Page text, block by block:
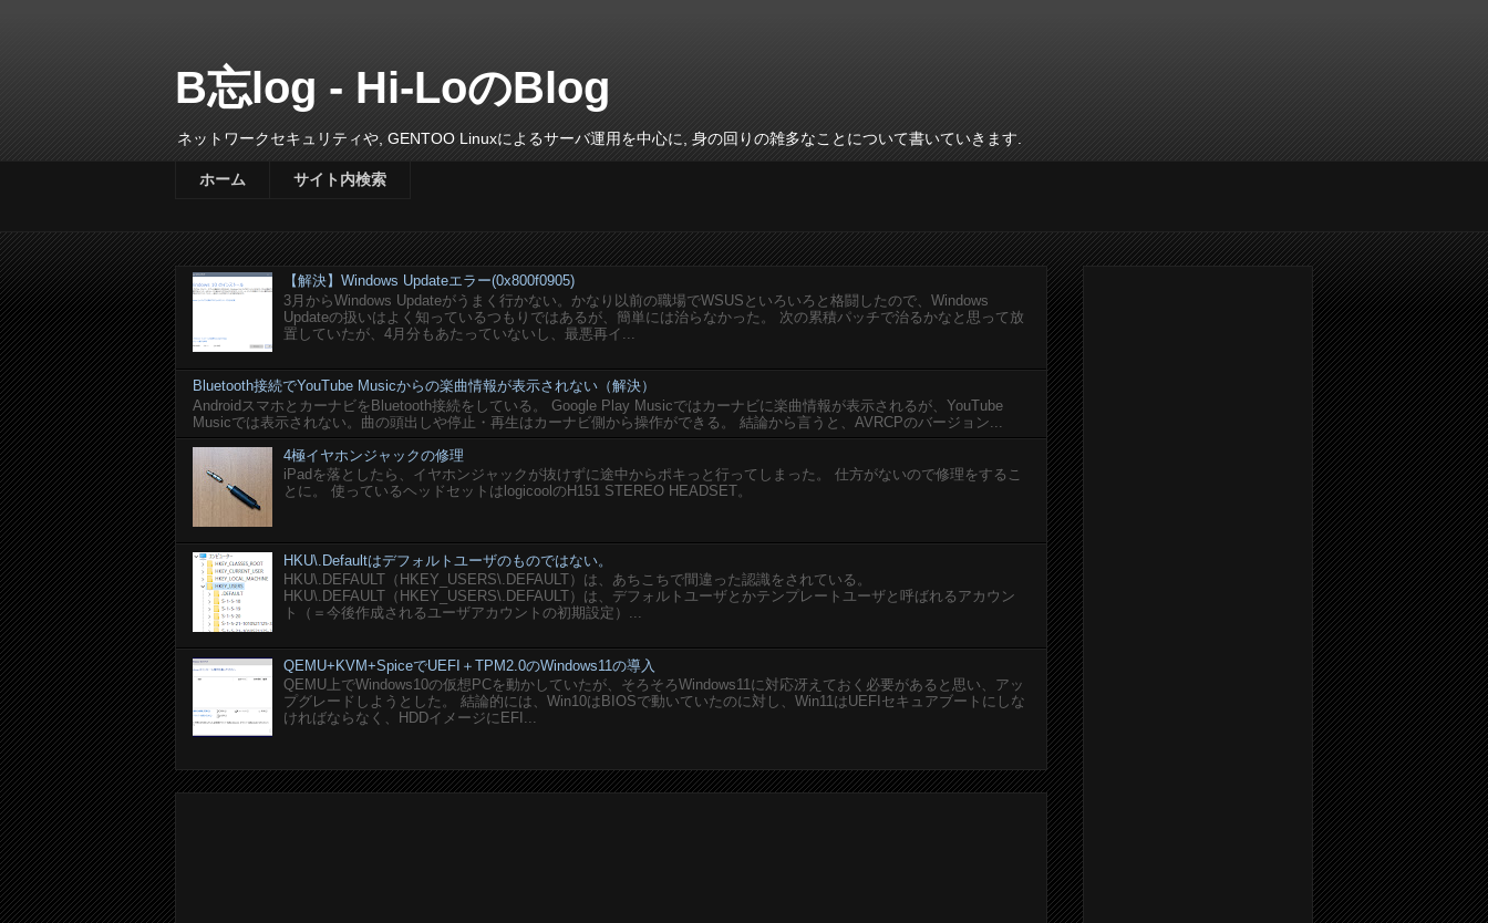
B忘log - Hi-LoのBlog
ネットワークセキュリティや, GENTOO Linuxによるサーバ運用を中心に, 身の回りの雑多なことについて書いていきます.
ホーム サイト内検索
【解決】Windows Updateエラー(0x800f0905)
3月からWindows Updateがうまく行かない。かなり以前の職場でWSUSといろいろと格闘したので、Windows
Updateの扱いはよく知っているつもりではあるが、簡単には治らなかった。 次の累積パッチで治るかなと思って放
置していたが、4月分もあたっていないし、最悪再イ...
Bluetooth接続でYouTube Musicからの楽曲情報が表示されない（解決）
AndroidスマホとカーナビをBluetooth接続をしている。 Google Play Musicではカーナビに楽曲情報が表示されるが、YouTube
Musicでは表示されない。曲の頭出しや停止・再生はカーナビ側から操作ができる。 結論から言うと、AVRCPのバージョン...
4極イヤホンジャックの修理
iPadを落としたら、イヤホンジャックが抜けずに途中からポキっと行ってしまった。 仕方がないので修理をするこ
とに。 使っているヘッドセットはlogicoolのH151 STEREO HEADSET。
HKU\.Defaultはデフォルトユーザのものではない。
HKU\.DEFAULT（HKEY_USERS\.DEFAULT）は、あちこちで間違った認識をされている。
HKU\.DEFAULT（HKEY_USERS\.DEFAULT）は、デフォルトユーザとかテンプレートユーザと呼ばれるアカウン
ト（＝今後作成されるユーザアカウントの初期設定）...
QEMU+KVM+SpiceでUEFI＋TPM2.0のWindows11の導入
QEMU上でWindows10の仮想PCを動かしていたが、そろそろWindows11に対応冴えておく必要があると思い、アッ
プグレードしようとした。 結論的には、Win10はBIOSで動いていたのに対し、Win11はUEFIセキュアブートにしな
ければならなく、HDDイメージにEFI...